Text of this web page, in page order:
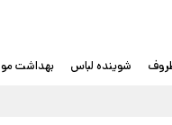
شوینده لباس بهداشت مو